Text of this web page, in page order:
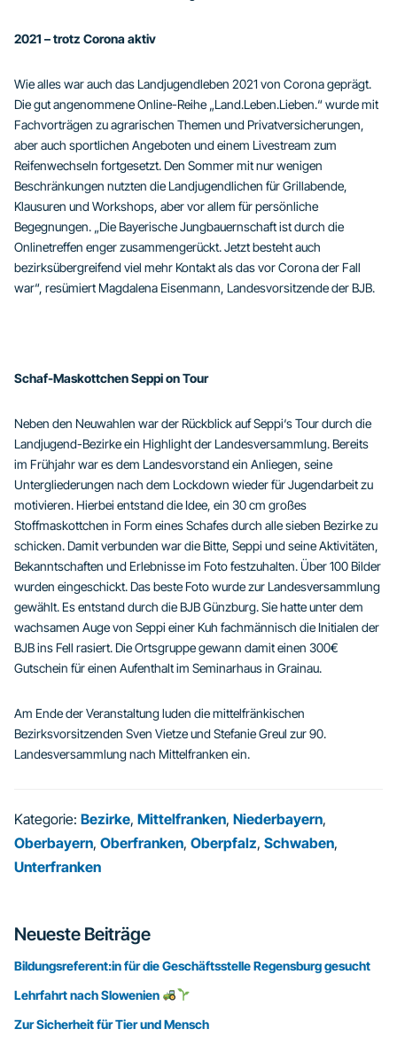
2021 – trotz Corona aktiv
Wie alles war auch das Landjugendleben 2021 von Corona geprägt.
Die gut angenommene Online-Reihe „Land.Leben.Lieben.“ wurde mit
Fachvorträgen zu agrarischen Themen und Privatversicherungen,
aber auch sportlichen Angeboten und einem Livestream zum
Reifenwechseln fortgesetzt. Den Sommer mit nur wenigen
Beschränkungen nutzten die Landjugendlichen für Grillabende,
Klausuren und Workshops, aber vor allem für persönliche
Begegnungen. „Die Bayerische Jungbauernschaft ist durch die
Onlinetreffen enger zusammengerückt. Jetzt besteht auch
bezirksübergreifend viel mehr Kontakt als das vor Corona der Fall
war“, resümiert Magdalena Eisenmann, Landesvorsitzende der BJB.
Schaf-Maskottchen Seppi on Tour
Neben den Neuwahlen war der Rückblick auf Seppi‘s Tour durch die
Landjugend-Bezirke ein Highlight der Landesversammlung. Bereits
im Frühjahr war es dem Landesvorstand ein Anliegen, seine
Untergliederungen nach dem Lockdown wieder für Jugendarbeit zu
motivieren. Hierbei entstand die Idee, ein 30 cm großes
Stoffmaskottchen in Form eines Schafes durch alle sieben Bezirke zu
schicken. Damit verbunden war die Bitte, Seppi und seine Aktivitäten,
Bekanntschaften und Erlebnisse im Foto festzuhalten. Über 100 Bilder
wurden eingeschickt. Das beste Foto wurde zur Landesversammlung
gewählt. Es entstand durch die BJB Günzburg. Sie hatte unter dem
wachsamen Auge von Seppi einer Kuh fachmännisch die Initialen der
BJB ins Fell rasiert. Die Ortsgruppe gewann damit einen 300€
Gutschein für einen Aufenthalt im Seminarhaus in Grainau.
Am Ende der Veranstaltung luden die mittelfränkischen
Bezirksvorsitzenden Sven Vietze und Stefanie Greul zur 90.
Landesversammlung nach Mittelfranken ein.
Kategorie: Bezirke, Mittelfranken, Niederbayern,
Oberbayern, Oberfranken, Oberpfalz, Schwaben,
Unterfranken
Seitenspalte
Neueste Beiträge
Bildungsreferent:in für die Geschäftsstelle Regensburg gesucht
Lehrfahrt nach Slowenien
Zur Sicherheit für Tier und Mensch